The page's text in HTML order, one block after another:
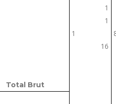
1
1
1
16
Total Brut